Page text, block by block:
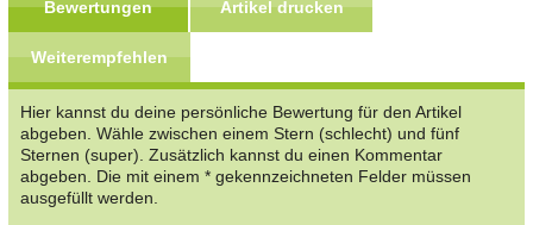
Bewertungen Artikel drucken
Weiterempfehlen
Hier kannst du deine persönliche Bewertung für den Artikel
abgeben. Wähle zwischen einem Stern (schlecht) und fünf
Sternen (super). Zusätzlich kannst du einen Kommentar
abgeben. Die mit einem * gekennzeichneten Felder müssen
ausgefüllt werden.